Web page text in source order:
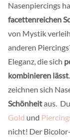
Nasenpiercings
facettenreichen
von Mystik
anderen
Eleganz, die sich
kombinieren lässt
zeichnen sich
Schönheitaus.
Gold und
nicht! Der